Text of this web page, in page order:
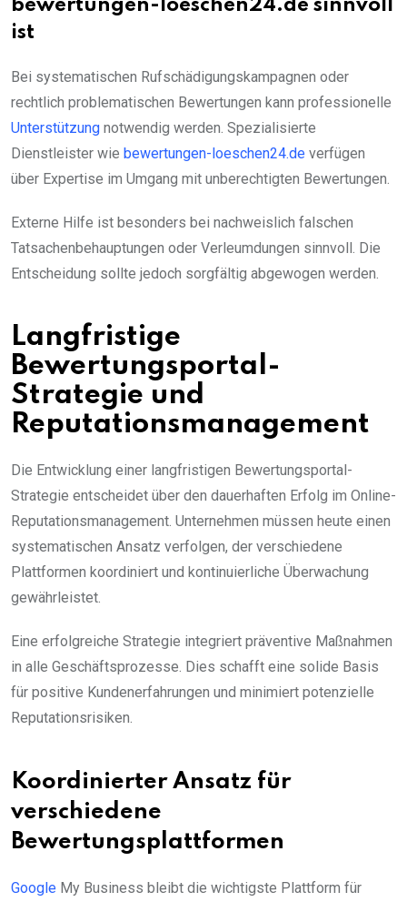
bewertungen-loeschen24.de sinnvoll
ist
Bei systematischen Rufschädigungskampagnen oder
rechtlich problematischen Bewertungen kann professionelle
Unterstützung notwendig werden. Spezialisierte
Dienstleister wie bewertungen-loeschen24.de verfügen
über Expertise im Umgang mit unberechtigten Bewertungen.
Externe Hilfe ist besonders bei nachweislich falschen
Tatsachenbehauptungen oder Verleumdungen sinnvoll. Die
Entscheidung sollte jedoch sorgfältig abgewogen werden.
Langfristige
Bewertungsportal-
Strategie und
Reputationsmanagement
Die Entwicklung einer langfristigen Bewertungsportal-
Strategie entscheidet über den dauerhaften Erfolg im Online-
Reputationsmanagement. Unternehmen müssen heute einen
systematischen Ansatz verfolgen, der verschiedene
Plattformen koordiniert und kontinuierliche Überwachung
gewährleistet.
Eine erfolgreiche Strategie integriert präventive Maßnahmen
in alle Geschäftsprozesse. Dies schafft eine solide Basis
für positive Kundenerfahrungen und minimiert potenzielle
Reputationsrisiken.
Koordinierter Ansatz für
verschiedene
Bewertungsplattformen
Google My Business bleibt die wichtigste Plattform für